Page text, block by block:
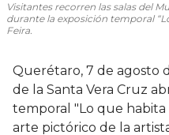
Visitantes recorren las salas del
durante la exposición temporal
Feira.
Querétaro, 7 de agosto
de la Santa Vera Cruz
temporal "Lo que habita
arte pictórico de la